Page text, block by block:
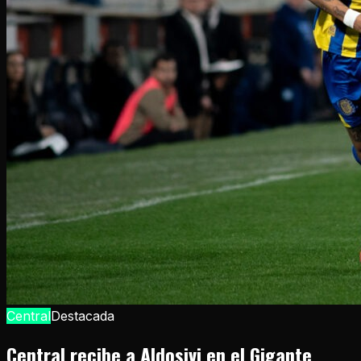
CentralDestacada
Central recibe a Aldosivi en el Gigante